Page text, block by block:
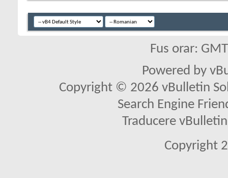
Fus orar:
Powered by
Copyright © 2026 vBulletin
Search Engine
Traducere
Copyright